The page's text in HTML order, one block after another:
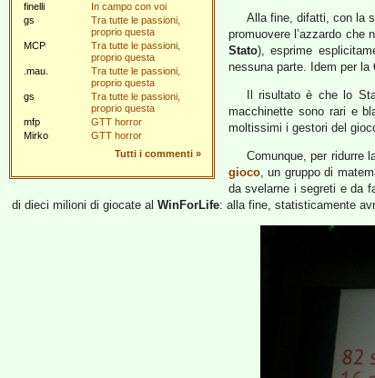
finelli
In campo con voi
gs
Tra tutte le passioni,
proprio questa
MCP
Tra tutte le passioni,
proprio questa
.mau.
Tra tutte le passioni,
proprio questa
gs
Tra tutte le passioni,
proprio questa
mfp
GTT horror
Mirko
GTT horror
Tutti i commenti »
Alla fine, difatti, con la
promuovere l’azzardo che
Stato), esprime
nessuna parte. Idem per la
Il risultato è che lo
macchinette sono rari e
moltissimi i gestori del
Comunque, per ridurre
gioco, un gruppo di
da svelarne i segreti e da
di dieci milioni di giocate al WinForLife: alla fine, statisticamente